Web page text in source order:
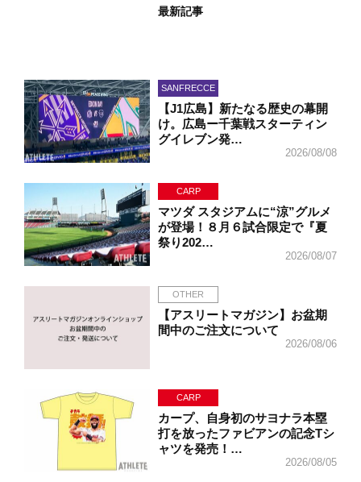
最新記事
SANFRECCE
【J1広島】新たなる歴史の幕開
け。広島ー千葉戦スターティン
グイレブン発…
2026/08/08
CARP
マツダ スタジアムに“涼”グルメ
が登場！８月６試合限定で『夏
祭り202…
2026/08/07
OTHER
【アスリートマガジン】お盆期
間中のご注文について
2026/08/06
CARP
カープ、自身初のサヨナラ本塁
打を放ったファビアンの記念Tシ
ャツを発売！…
2026/08/05